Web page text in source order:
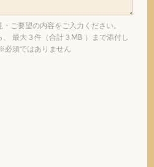
ご要望の内容をご入力ください。
最大３件（合計３MB ）まで添付し
必須ではありません